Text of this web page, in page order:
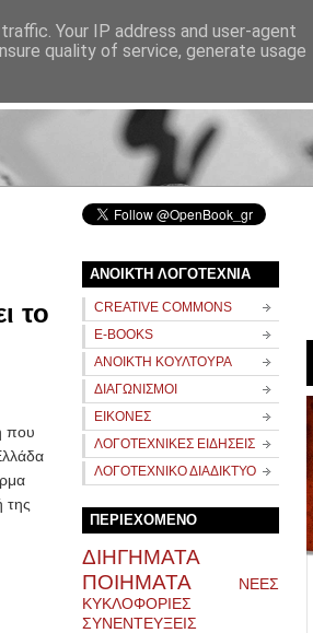
το
που
της
ΑΝΟΙΚΤΗ ΛΟΓΟΤΕΧΝΙΑ
CREATIVE COMMONS
E-BOOKS
ΑΝΟΙΚΤΗ ΚΟΥΛΤΟΥΡΑ
ΔΙΑΓΩΝΙΣΜΟΙ
ΕΙΚΟΝΕΣ
ΛΟΓΟΤΕΧΝΙΚΕΣ ΕΙΔΗΣΕΙΣ
ΛΟΓΟΤΕΧΝΙΚΟ ΔΙΑΔΙΚΤΥΟ
ΠΕΡΙΕΧΟΜΕΝΟ
ΔΙΗΓΗΜΑΤΑ
ΠΟΙΗΜΑΤΑ
ΝΕΕΣ
ΚΥΚΛΟΦΟΡΙΕΣ
ΣΥΝΕΝΤΕΥΞΕΙΣ
Your IP address and user-agent
quality of service, generate usage